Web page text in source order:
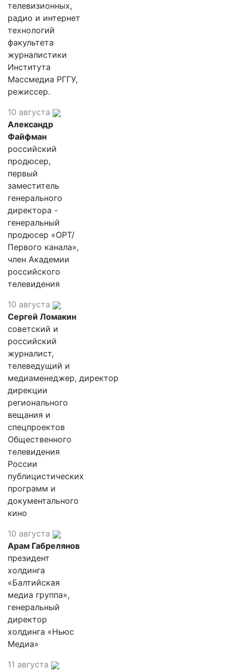
телевизионных,
радио и интернет
технологий
факультета
журналистики
Института
Массмедиа РГГУ,
режиссер.
10 августа
Александр
Файфман
российский
продюсер,
первый
заместитель
генерального
директора -
генеральный
продюсер «ОРТ/
Первого канала»,
член Академии
российского
телевидения
10 августа
Сергей Ломакин
советский и
российский
журналист,
телеведущий и
медиаменеджер, директор
дирекции
регионального
вещания и
спецпроектов
Общественного
телевидения
России
публицистических
программ и
документального
кино
10 августа
Арам Габрелянов
президент
холдинга
«Балтийская
медиа группа»,
генеральный
директор
холдинга «Ньюс
Медиа»
11 августа